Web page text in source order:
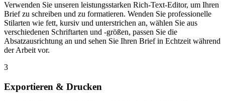
Verwenden Sie unseren leistungsstarken Rich-Text-Editor, um Ihren
Brief zu schreiben und zu formatieren. Wenden Sie professionelle
Stilarten wie fett, kursiv und unterstrichen an, wählen Sie aus
verschiedenen Schriftarten und -größen, passen Sie die
Absatzausrichtung an und sehen Sie Ihren Brief in Echtzeit während
der Arbeit vor.
3
Exportieren & Drucken